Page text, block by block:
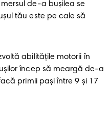
de-a bușilea se
tău este pe cale să
abilitățile motorii în
încep să meargă de-a
primii pași între 9 și 17